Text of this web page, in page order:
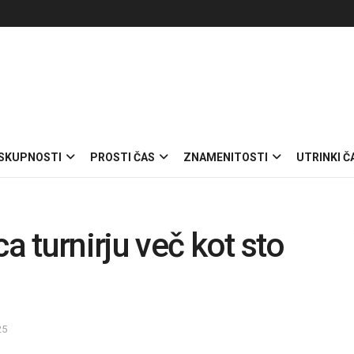
PROSTI ČAS ZNAMENITOSTI UTRINKI
turnirju več kot sto